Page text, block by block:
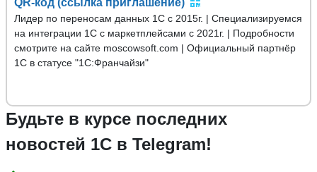
Лидер по переносам данных 1С с 2015г. | Специализируемся
на интеграции 1С с маркетплейсами с 2021г. | Подробности
смотрите на сайте moscowsoft.com | Официальный партнёр
1С в статусе "1С:Франчайзи"
Будьте в курсе последних
новостей 1С в Telegram!